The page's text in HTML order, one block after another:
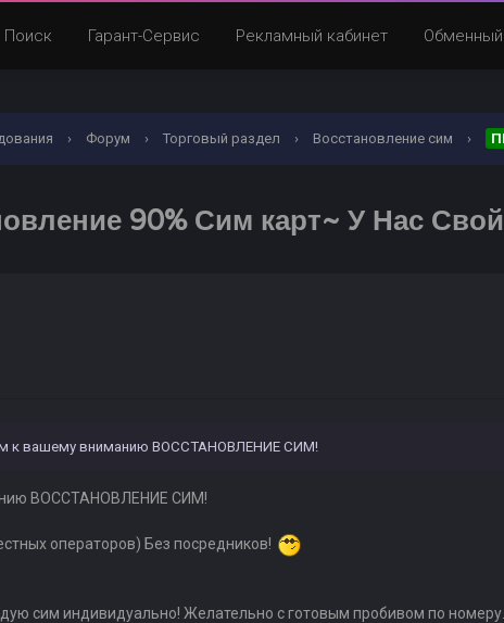
Поиск Гарант-Сервис Рекламный кабинет Обменный
› Форум › Торговый раздел › Восстановление сим ›
90% Сим карт~ У Нас
к вашему вниманию ВОССТАНОВЛЕНИЕ СИМ!
ВОССТАНОВЛЕНИЕ СИМ!
операторов) Без посредников!
сим индивидуально! Желательно с готовым пробивом по номеру.